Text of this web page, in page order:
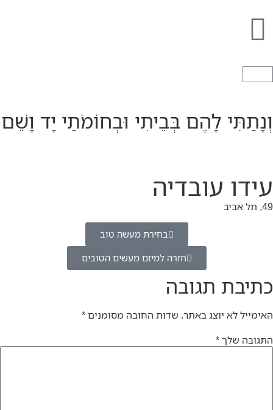
וְנָתַתִּי לָהֶם בְּבֵיתִי וּבְחוֹמֹתַי יָד וָשֵׁם
עידו עובדיה
49, תל אביב
בחירת מעשה טוב
חזרה למיזם מעשים הטובים
כתיבת תגובה
האימייל לא יוצג באתר. שדות החובה מסומנים*
התגובה שלך*